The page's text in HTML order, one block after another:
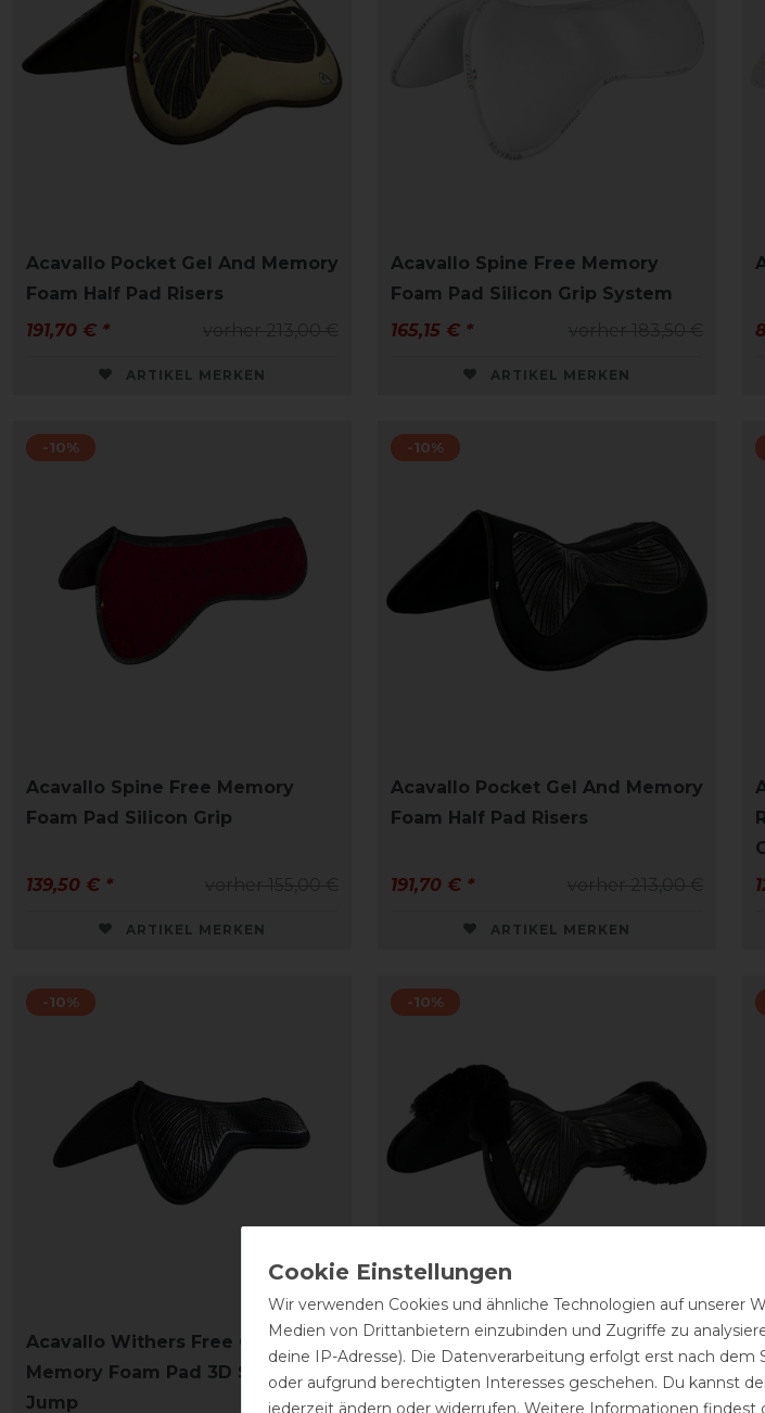
Acavallo Pocket Gel And Memory
Foam Half Pad Risers
191,70 € *
ARTIKEL MERKEN
Acavallo Spine Free Memory
Foam Pad Silicon Grip System
165,15 € *
ARTIKEL MERKEN
-10%
Acavallo Spine Free Memory
Foam Pad Silicon Grip
139,50 € *
ARTIKEL MERKEN
-10%
Acavallo Pocket Gel And Memory
Foam Half Pad Risers
191,70 € *
ARTIKEL MERKEN
-10%
Acavallo Withers Free Gel
Memory Foam Pad 3D Spacer
Jump
-10%
Acavallo CC Gel & Memory Foam
Half Pad Lammfell - schwarz
Wir verwenden Cookies und ähnliche Technologien auf unserer
Medien von Drittanbietern einzubinden und Zugriffe zu
deine IP-Adresse). Die Datenverarbeitung erfolgt erst nach
oder aufgrund berechtigten Interesses geschehen. Du kannst
jederzeit ändern oder widerrufen. Weitere Informationen findest